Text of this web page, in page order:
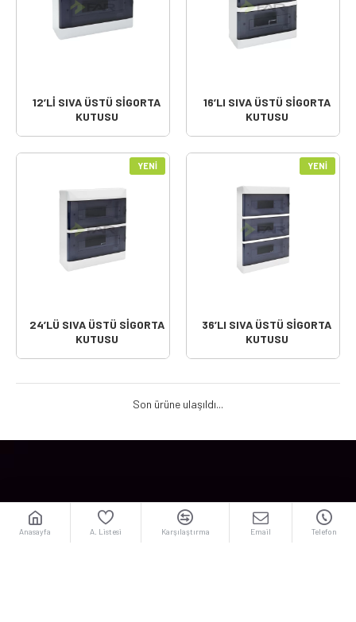
12’Lİ SIVA ÜSTÜ SİGORTA
KUTUSU
16’LI SIVA ÜSTÜ SİGORTA
KUTUSU
YENI
24’LÜ SIVA ÜSTÜ SİGORTA
KUTUSU
YENI
36’LI SIVA ÜSTÜ SİGORTA
KUTUSU
Son ürüne ulaşıldı...
Far Elektrik
Kurumsal
Anasayfa A. Listesi Karşılaştırma Email Telefon